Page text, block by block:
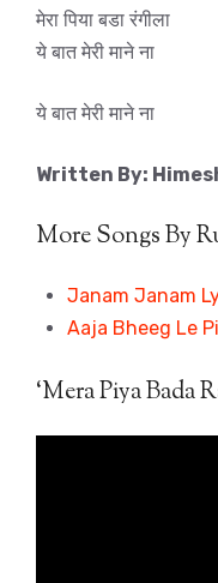
मेरा पिया बडा रंगीला
ये बात मेरी माने ना
ये बात मेरी माने ना
Written By:
More Songs By
Janam Janam
Aaja Bheeg Le
‘Mera Piya Bada